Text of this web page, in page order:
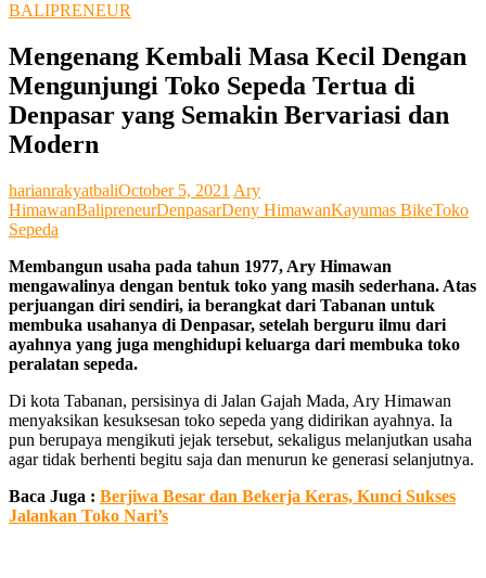
BALIPRENEUR
Mengenang Kembali Masa Kecil Dengan
Mengunjungi Toko Sepeda Tertua di
Denpasar yang Semakin Bervariasi dan
Modern
harianrakyatbaliOctober 5, 2021 Ary
HimawanBalipreneurDenpasarDeny HimawanKayumas BikeToko
Sepeda
Membangun usaha pada tahun 1977, Ary Himawan
mengawalinya dengan bentuk toko yang masih sederhana. Atas
perjuangan diri sendiri, ia berangkat dari Tabanan untuk
membuka usahanya di Denpasar, setelah berguru ilmu dari
ayahnya yang juga menghidupi keluarga dari membuka toko
peralatan sepeda.
Di kota Tabanan, persisinya di Jalan Gajah Mada, Ary Himawan
menyaksikan kesuksesan toko sepeda yang didirikan ayahnya. Ia
pun berupaya mengikuti jejak tersebut, sekaligus melanjutkan usaha
agar tidak berhenti begitu saja dan menurun ke generasi selanjutnya.
Baca Juga : Berjiwa Besar dan Bekerja Keras, Kunci Sukses
Jalankan Toko Nari’s